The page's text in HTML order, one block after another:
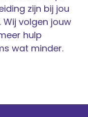
zijn bij jou
volgen jouw
hulp
wat minder.